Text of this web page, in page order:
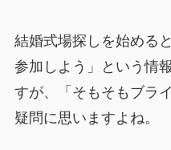
結婚式場探しを始める
参加しよう」という情
すが、「そもそもブラ
疑問に思いますよね。